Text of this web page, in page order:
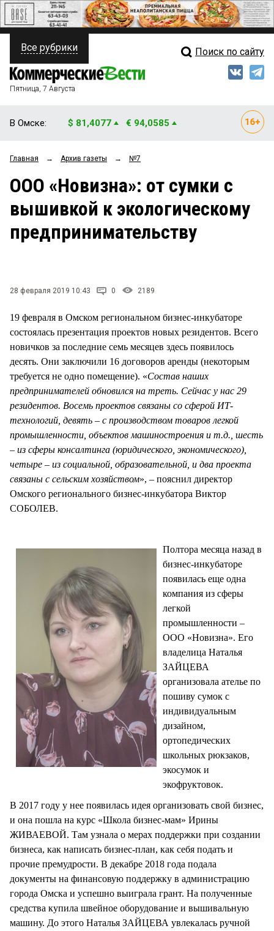
ПОЛИТИКА
ФИНАНСЫ
ОБЩЕСТВО
ЗАКОН
Свежий выпуск
Рейтинги
Блоги
Архив
Все рубрики Поиск по сайту
Пятница, 7 Августа
В Омске: $ 81,4077 € 94,0585
Главная → Архив газеты → №7
ООО «Новизна»: от сумки с
вышивкой к экологическому
предпринимательству
28 февраля 2019 10:43 0 2189
19 февраля в Омском региональном бизнес-инкубаторе
состоялась презентация проектов новых резидентов. Всего
новичков за последние семь месяцев здесь появилось
десять. Они заключили 16 договоров аренды (некоторым
требуется не одно помещение). «Состав наших
предпринимателей обновился на треть. Сейчас у нас 29
резидентов. Восемь проектов связаны со сферой ИТ-
технологий, девять – с производством товаров легкой
промышленности, объектов машиностроения и т.д., шесть
– из сферы консалтинга (юридического, экономического),
четыре – из социальной, образовательной, и два проекта
связаны с сельским хозяйством», – пояснил директор
Омского регионального бизнес-инкубатора Виктор
СОБОЛЕВ.
Полтора месяца назад в
бизнес-инкубаторе
появилась еще одна
компания из сферы
легкой
промышленности –
ООО «Новизна». Его
владелица Наталья
ЗАЙЦЕВА
организовала ателье по
пошиву сумок с
индивидуальным
дизайном,
ортопедических
школьных рюкзаков,
экосумок и
экофруктовок.
В 2017 году у нее появилась идея организовать свой бизнес,
и она пошла на курс «Школа бизнес-мам» Ирины
ЖИВАЕВОЙ. Там узнала о мерах поддержки при создании
бизнеса, как написать бизнес-план, как себя подать и
прочие премудрости. В декабре 2018 года подала
документы на финансовую поддержку в администрацию
города Омска и успешно выиграла грант. На полученные
средства купила швейное оборудование и вышивальную
машину. До этого Наталья ЗАЙЦЕВА увлекалась ручной